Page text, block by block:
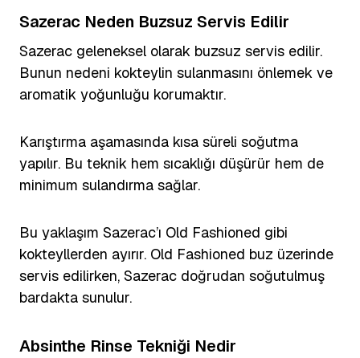
Sazerac Neden Buzsuz Servis Edilir
Sazerac geleneksel olarak buzsuz servis edilir.
Bunun nedeni kokteylin sulanmasını önlemek ve
aromatik yoğunluğu korumaktır.
Karıştırma aşamasında kısa süreli soğutma
yapılır. Bu teknik hem sıcaklığı düşürür hem de
minimum sulandırma sağlar.
Bu yaklaşım Sazerac’ı Old Fashioned gibi
kokteyllerden ayırır. Old Fashioned buz üzerinde
servis edilirken, Sazerac doğrudan soğutulmuş
bardakta sunulur.
Absinthe Rinse Tekniği Nedir